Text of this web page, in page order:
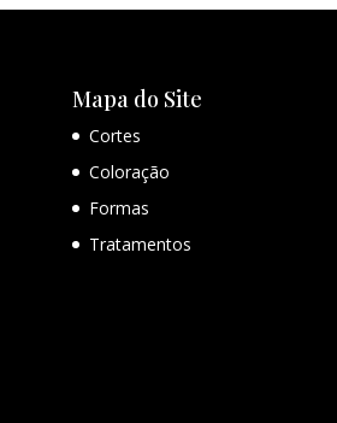
Mapa do Site
Cortes
Coloração
Formas
Tratamentos